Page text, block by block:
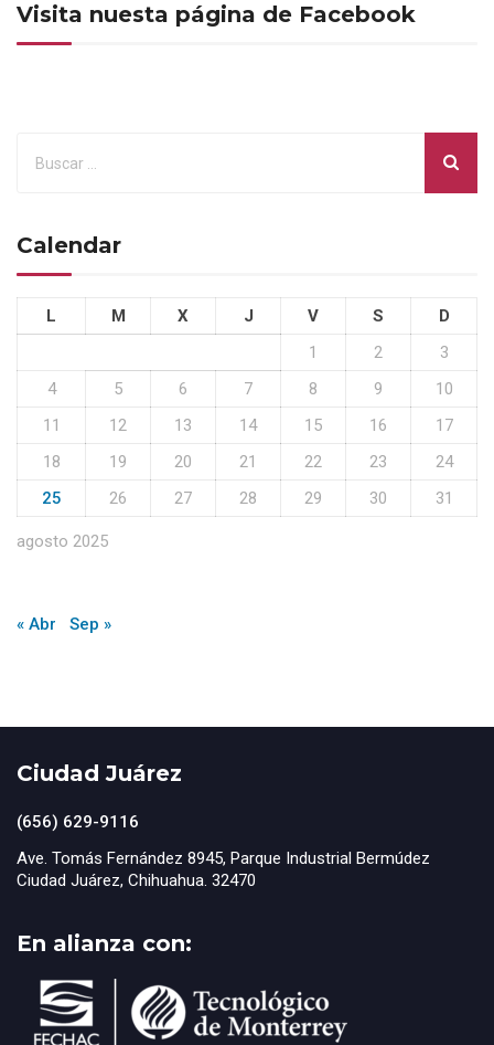
Visita nuesta página de Facebook
Calendar
agosto 2025
L M X J V S
D
1
2
3
4
5 6 7 8 9
10
11
12 13 14 15 16
17
18
19 20 21 22 23
24
25
26 27 28 29 30 31
« Abr Sep »
Ciudad Juárez
(656) 629-9116
Ave. Tomás Fernández 8945, Parque Industrial Bermúdez
Ciudad Juárez, Chihuahua. 32470
En alianza con: